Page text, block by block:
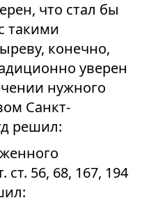
что стал бы
такими
конечно,
уверен
нужного
Санкт-
решил:
ст. 56, 68, 167, 194